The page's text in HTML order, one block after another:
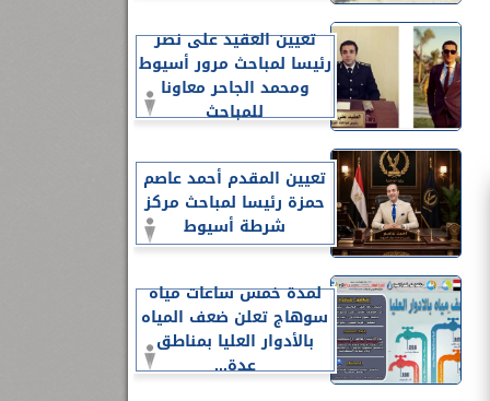
تعيين العقيد على نصر
رئيسا لمباحث مرور أسيوط
ومحمد الجاحر معاونا
للمباحث
تعيين المقدم أحمد عاصم
حمزة رئيسا لمباحث مركز
شرطة أسيوط
لمدة خمس ساعات مياه
سوهاج تعلن ضعف المياه
بالأدوار العليا بمناطق
عدة...